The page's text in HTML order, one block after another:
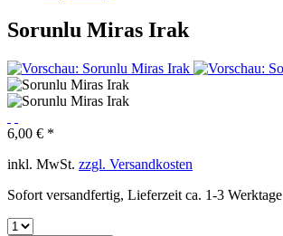
Sorunlu Miras Irak
6,00 € *
inkl. MwSt. zzgl. Versandkosten
Sofort versandfertig, Lieferzeit ca. 1-3 Werktage